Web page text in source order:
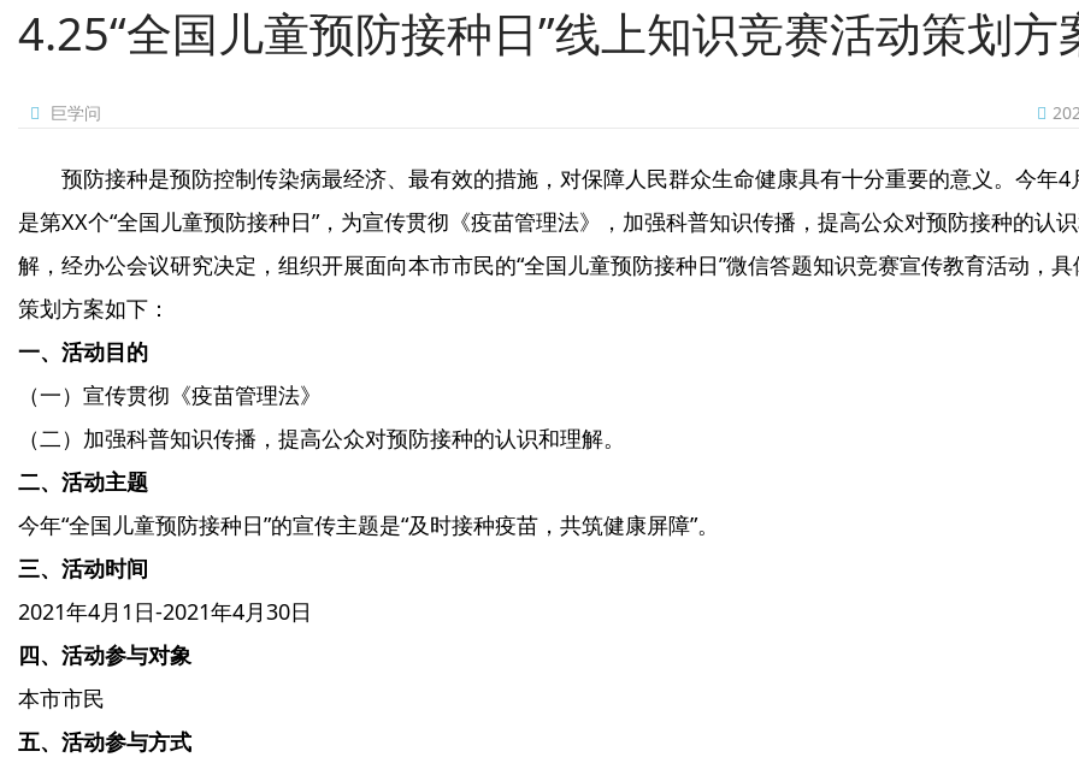
4.25“全国儿童预防接种日”线上知识竞赛活动策划方
巨学问
预防接种是预防控制传染病最经济、最有效的措施，对保障人民群众生命健康具有十分重要的意义。今年4
是第XX个“全国儿童预防接种日”，为宣传贯彻《疫苗管理法》，加强科普知识传播，提高公众对预防接种的认
解，经办公会议研究决定，组织开展面向本市市民的“全国儿童预防接种日”微信答题知识竞赛宣传教育活动，具
策划方案如下：
一、活动目的
（一）宣传贯彻《疫苗管理法》
（二）加强科普知识传播，提高公众对预防接种的认识和理解。
二、活动主题
今年“全国儿童预防接种日”的宣传主题是“及时接种疫苗，共筑健康屏障”。
三、活动时间
2021年4月1日-2021年4月30日
四、活动参与对象
本市市民
五、活动参与方式